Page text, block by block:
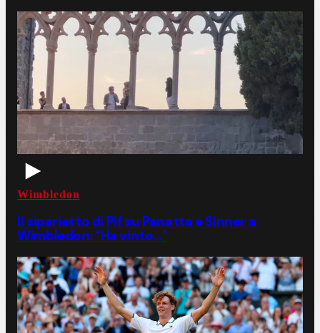
Wimbledon
Il siparietto di Pif su Panatta e Sinner a
Wimbledon: "Ha vinto…"